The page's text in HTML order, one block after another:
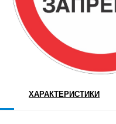
ХАРАКТЕРИСТИКИ